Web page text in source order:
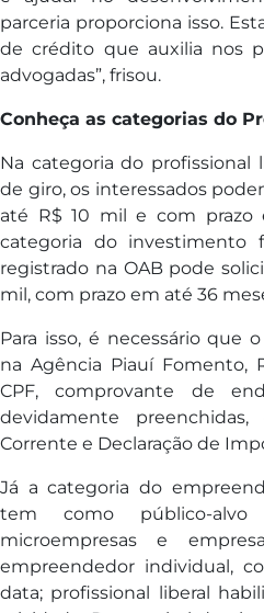
parceria proporciona isso.
de crédito que auxilia nos
advogadas”, frisou.
Conheça as categorias do
Na categoria do profissional
de giro, os interessados
até R$ 10 mil e com prazo
categoria do investimento
registrado na OAB pode
mil, com prazo em até 36
Para isso, é necessário que
na Agência Piauí Fomento,
CPF, comprovante de
devidamente
Corrente e Declaração de
Já a categoria do
tem como público-alvo
microempresas e
empreendedor individual,
data; profissional liberal